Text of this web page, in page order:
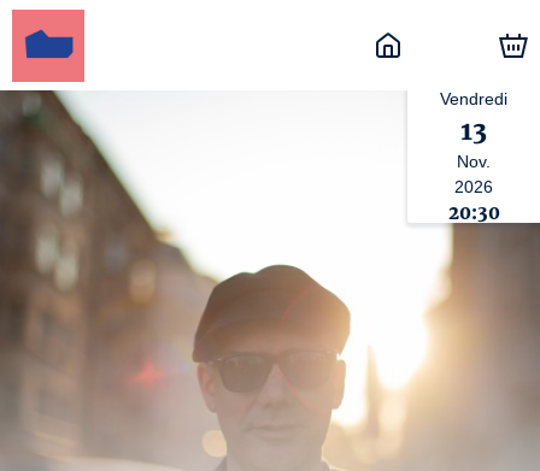
Vendredi
13
Nov.
2026
20:30